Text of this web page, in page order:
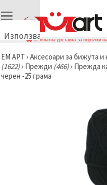
Използваме
🍪
Използваме
бисквитки
Безплатна доставка за поръчки
ЕМ АРТ › Аксесоари за бижута и
(1622)› Прежди (466)› Прежда
черен -25 грама